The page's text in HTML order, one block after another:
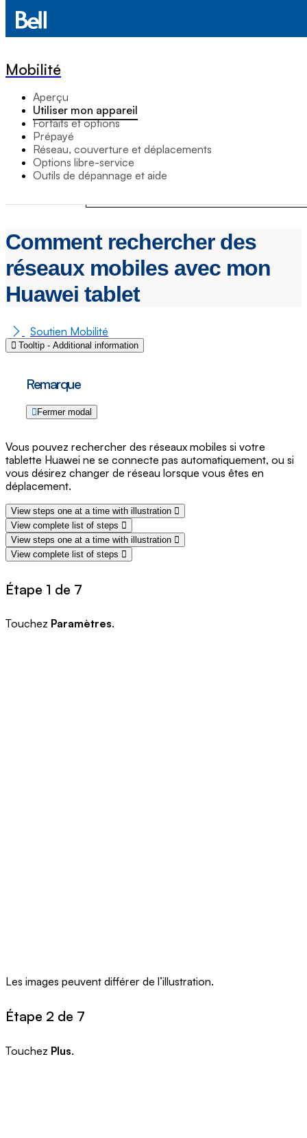
Mobilité
Aperçu
Utiliser mon appareil
Forfaits et options
Prépayé
Réseau, couverture et déplacements
Options libre-service
Outils de dépannage et aide
Comment rechercher des
réseaux mobiles avec mon
Huawei tablet
Soutien Mobilité
Tooltip - Additional information
Remarque
Fermer modal
Vous pouvez rechercher des réseaux mobiles si votre
tablette Huawei ne se connecte pas automatiquement, ou si
vous désirez changer de réseau lorsque vous êtes en
déplacement.
View steps one at a time with illustration
View complete list of steps
View steps one at a time with illustration
View complete list of steps
Étape 1 de 7
Touchez Paramètres.
Les images peuvent différer de l’illustration.
Étape 2 de 7
Touchez Plus.